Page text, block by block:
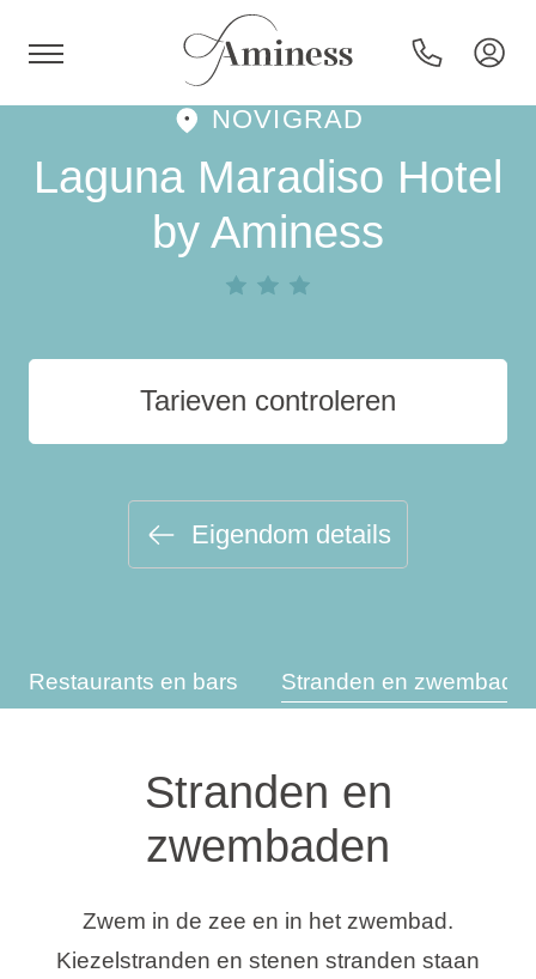
HR
Hotels en resorts
Campings
Bestemmingen
Vakantietypes
Merken
NOVIGRAD
Laguna Maradiso Hotel
by Aminess
Tarieven controleren
Eigendom details
Restaurants en bars Stranden en
Stranden en
zwembaden
Zwem in de zee en in het zwembad.
Kiezelstranden en stenen stranden staan